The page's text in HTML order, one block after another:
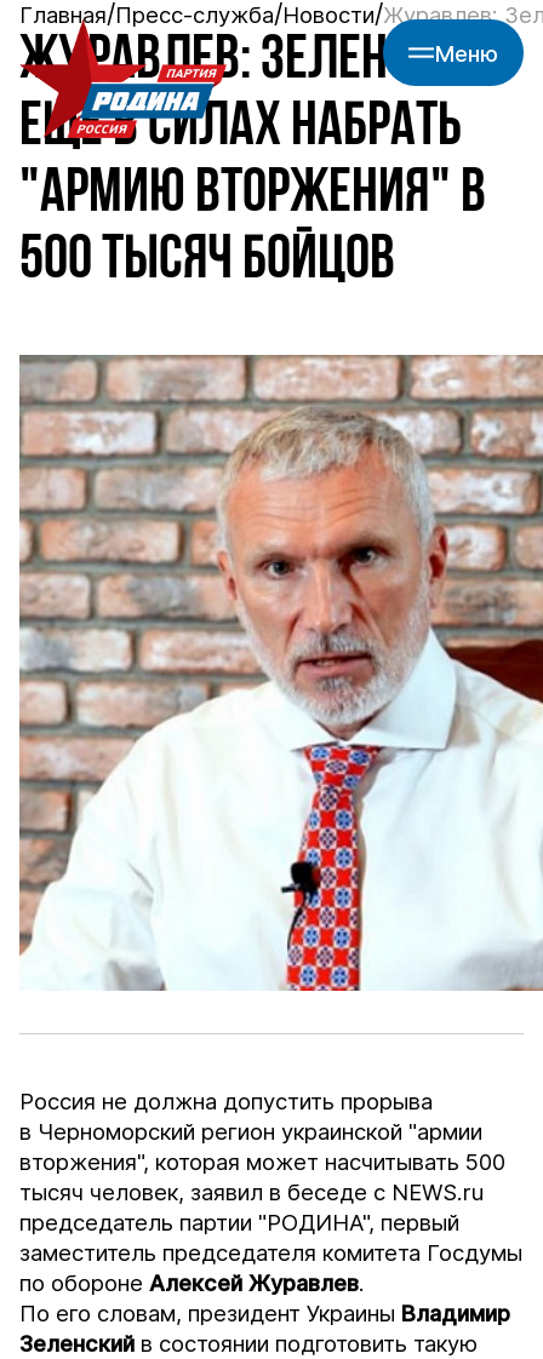
Меню
Главная Пресс-служба Новости Журавлев:
ЖУРАВЛЕВ: ЗЕЛЕНСКИЙ
ЕЩЕ В СИЛАХ НАБРАТЬ
"АРМИЮ ВТОРЖЕНИЯ" В
500 ТЫСЯЧ БОЙЦОВ
Россия не должна допустить прорыва
в Черноморский регион украинской "армии
вторжения", которая может насчитывать 500
тысяч человек, заявил в беседе с NEWS.ru
председатель партии "РОДИНА", первый
заместитель председателя комитета Госдумы
по оборонеАлексей Журавлев.
По его словам, президент Украины Владимир
Зеленский в состоянии подготовить такую